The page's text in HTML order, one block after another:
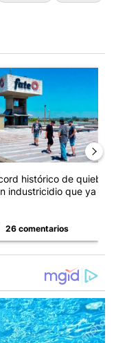
despidió a Jorge
de tendencia
histórico de quiebras
industricidio que ya ...
26 comentarios